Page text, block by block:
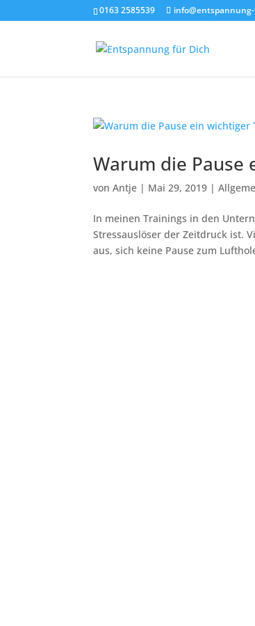
0163 2585539
Warum die
vonAntje | Mai 29, 2019 |
In meinen Trainings in den
Stressauslöser der Zeitdruck ist.
aus, sich keine Pause zum